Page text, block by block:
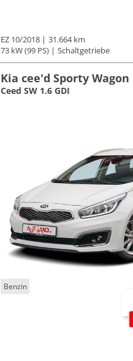
EZ 10/2018
31.664 km
73 kW (99 PS)
Schaltgetriebe
Kia cee'd Sporty Wagon
Ceed SW 1.6 GDI
Benzin